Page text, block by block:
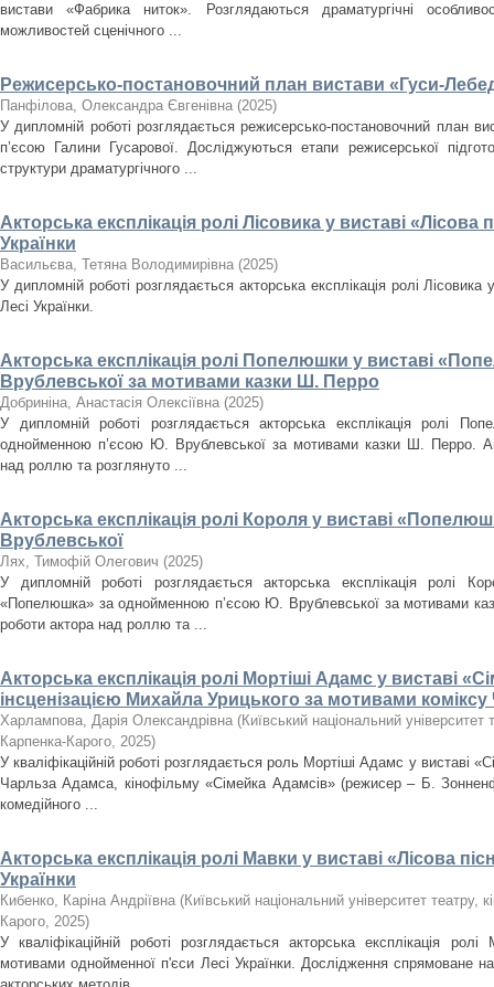
вистави «Фабрика ниток». Розглядаються драматургічні
можливостей сценічного ...
Режисерсько-постановочний план вистави «Гуси-
Панфілова, Олександра Євгенівна (2025)
У дипломній роботі розглядається режисерсько-постановочний план
п’єсою Галини Гусарової. Досліджуються етапи режисерської
структури драматургічного ...
Акторська експлікація ролі Лісовика у виставі
Українки
Васильєва, Тетяна Володимирівна (2025)
У дипломній роботі розглядається акторська експлікація ролі Лісовика
Лесі Українки.
Акторська експлікація ролі Попелюшки у виставі
Врублевської за мотивами казки Ш. Перро
Добриніна, Анастасія Олексіївна (2025)
У дипломній роботі розглядається акторська експлікація ролі
однойменною п’єсою Ю. Врублевської за мотивами казки Ш. Перро.
над роллю та розглянуто ...
Акторська експлікація ролі Короля у виставі
Врублевської
Лях, Тимофій Олегович (2025)
У дипломній роботі розглядається акторська експлікація ролі
«Попелюшка» за однойменною п’єсою Ю. Врублевської за мотивами
роботи актора над роллю та ...
Акторська експлікація ролі Мортіші Адамс у виставі
інсценізацією Михайла Урицького за мотивами
Харлампова, Дарія Олександрівна (Київський національний університет
Карпенка-Карого, 2025)
У кваліфікаційній роботі розглядається роль Мортіші Адамс у виставі
Чарльза Адамса, кінофільму «Сімейка Адамсів» (режисер – Б.
комедійного ...
Акторська експлікація ролі Мавки у виставі «Лісова
Українки
Кибенко, Каріна Андріївна (Київський національний університет театру,
Карого, 2025)
У кваліфікаційній роботі розглядається акторська експлікація
мотивами однойменної п'єси Лесі Українки. Дослідження спрямоване